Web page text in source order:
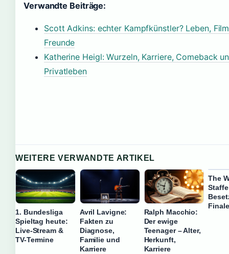
Verwandte Beiträge:
Scott Adkins: echter Kampfkünstler? Leben,
Freunde
Katherine Heigl: Wurzeln, Karriere, Comeback
Privatleben
WEITERE VERWANDTE ARTIKEL
1. Bundesliga
Spieltag heute:
Live-Stream &
TV-Termine
Avril Lavigne:
Fakten zu
Diagnose,
Familie und
Karriere
Ralph Macchio:
Der ewige
Teenager – Alter,
Herkunft,
Karriere
The